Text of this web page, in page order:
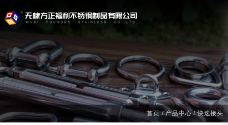
首页/产品中心/快速接头